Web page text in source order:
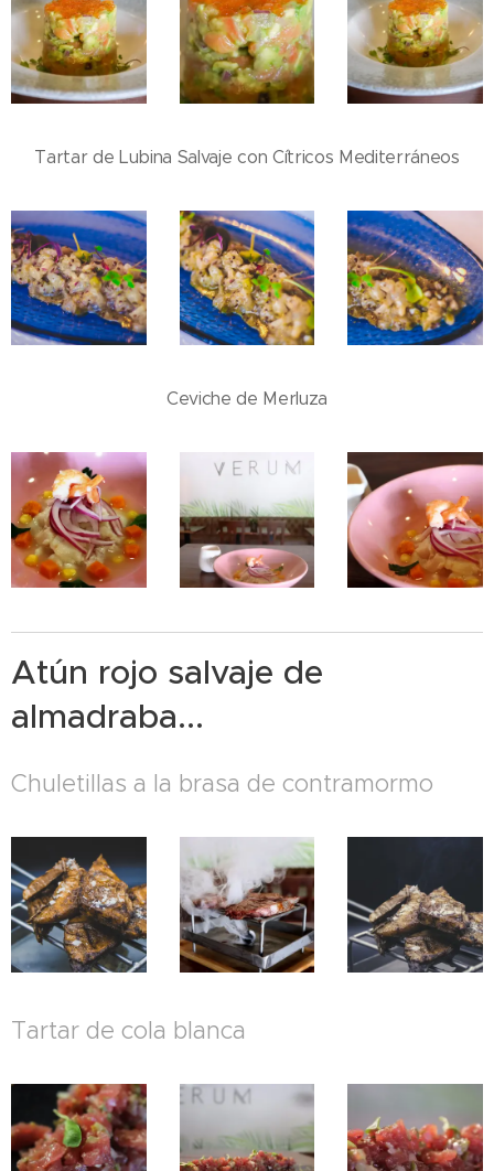
Tartar de Lubina Salvaje con Cítricos Mediterráneos
Ceviche de Merluza
Atún rojo salvaje de
almadraba...
Chuletillas a la brasa de contramormo
Tartar de cola blanca